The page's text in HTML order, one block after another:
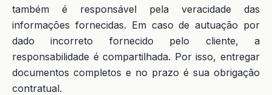
também é responsável pela veracidade das
informações fornecidas. Em caso de autuação por
dado incorreto fornecido pelo cliente, a
responsabilidade é compartilhada. Por isso, entregar
documentos completos e no prazo é sua obrigação
contratual.